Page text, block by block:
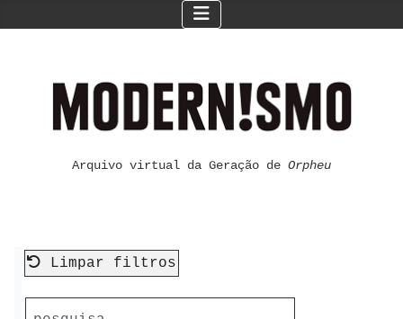
Arquivo virtual da Geração de Orpheu
Limpar filtros